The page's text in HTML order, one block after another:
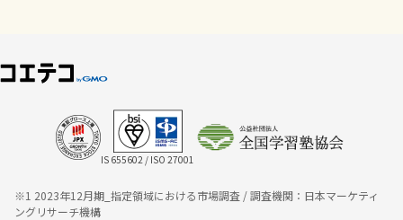
IS 655602 / ISO 27001
※1 2023年12月期_指定領域における市場調査 / 調査機関：日本マーケティ
ングリサーチ機構